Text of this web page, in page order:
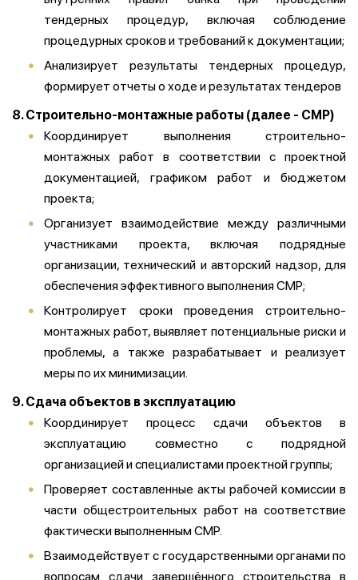
тендерных процедур, включая соблюдение
процедурных сроков и требований к документации;
Анализирует результаты тендерных процедур,
формирует отчеты о ходе и результатах тендеров
8. Строительно-монтажные работы (далее - СМР)
Координирует выполнения строительно-
монтажных работ в соответствии с проектной
документацией, графиком работ и бюджетом
проекта;
Организует взаимодействие между различными
участниками проекта, включая подрядные
организации, технический и авторский надзор, для
обеспечения эффективного выполнения СМР;
Контролирует сроки проведения строительно-
монтажных работ, выявляет потенциальные риски и
проблемы, а также разрабатывает и реализует
меры по их минимизации.
9. Сдача объектов в эксплуатацию
Координирует процесс сдачи объектов в
эксплуатацию совместно с подрядной
организацией и специалистами проектной группы;
Проверяет составленные акты рабочей комиссии в
части общестроительных работ на соответствие
фактически выполненным СМР.
Взаимодействует с государственными органами по
вопросам сдачи завершённого строительства в